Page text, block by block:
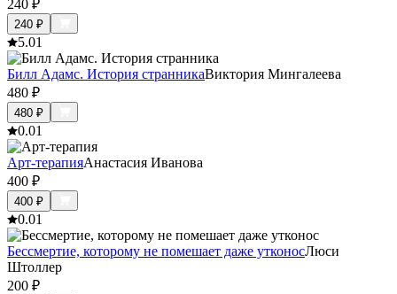
240 ₽
240 ₽
5.01
Билл Адамс. История cтранникаВиктория Мингалеева
480 ₽
480 ₽
0.01
Арт-терапияАнастасия Иванова
400 ₽
400 ₽
0.01
Бессмертие, которому не помешает даже утконосЛюси
Штоллер
200 ₽